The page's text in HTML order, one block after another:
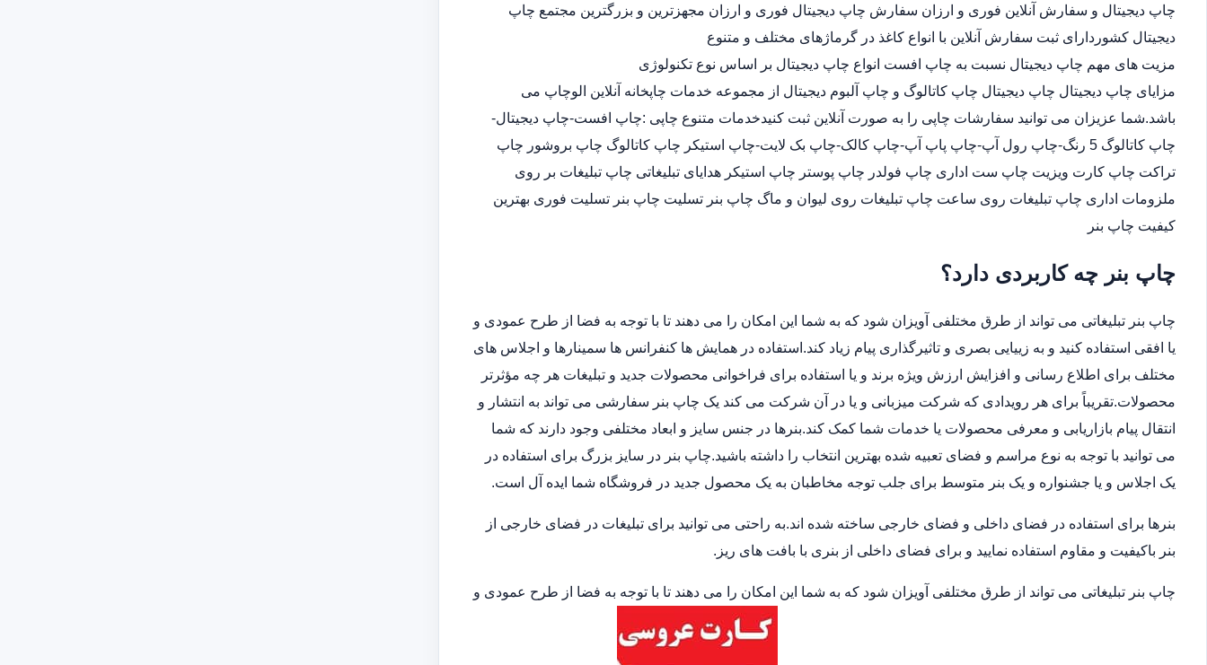
چاپ دیجیتال و سفارش آنلاین فوری و ارزان سفارش چاپ دیجیتال فوری و ارزان مجهزترین و بزرگترین مجتمع چاپ
دیجیتال کشوردارای ثبت سفارش آنلاین با انواع کاغذ در گرماژهای مختلف و متنوع
مزیت های مهم چاپ دیجیتال نسبت به چاپ افست انواع چاپ دیجیتال بر اساس نوع تکنولوژی
مزایای چاپ دیجیتال چاپ دیجیتال چاپ کاتالوگ و چاپ آلبوم دیجیتال از مجموعه خدمات چاپخانه آنلاین الوچاپ می
باشد.شما عزیزان می توانید سفارشات چاپی را به صورت آنلاین ثبت کنیدخدمات متنوع چاپی :چاپ افست-چاپ دیجیتال-
چاپ کاتالوگ 5 رنگ-چاپ رول آپ-چاپ پاپ آپ-چاپ کالک-چاپ بک لایت-چاپ استیکر چاپ کاتالوگ چاپ بروشور چاپ
تراکت چاپ کارت ویزیت چاپ ست اداری چاپ فولدر چاپ پوستر چاپ استیکر هدایای تبلیغاتی چاپ تبلیغات بر روی
ملزومات اداری چاپ تبلیغات روی ساعت چاپ تبلیغات روی لیوان و ماگ چاپ بنر تسلیت چاپ بنر تسلیت فوری بهترین
کیفیت چاپ بنر
چاپ بنر چه کاربردی دارد؟
چاپ بنر تبلیغاتی می تواند از طرق مختلفی آویزان شود که به شما این امکان را می دهند تا با توجه به فضا از طرح عمودی و
یا افقی استفاده کنید و به زییایی بصری و تاثیرگذاری پیام زیاد کند.استفاده در همایش ها کنفرانس ها سمینارها و اجلاس های
مختلف برای اطلاع رسانی و افزایش ارزش ویژه برند و یا استفاده برای فراخوانی محصولات جدید و تبلیغات هر چه مؤثرتر
محصولات.تقریباً برای هر رویدادی که شرکت میزبانی و یا در آن شرکت می کند یک چاپ بنر سفارشی می تواند به انتشار و
انتقال پیام بازاریابی و معرفی محصولات یا خدمات شما کمک کند.بنرها در جنس سایز و ابعاد مختلفی وجود دارند که شما
می توانید با توجه به نوع مراسم و فضای تعبیه شده بهترین انتخاب را داشته باشید.چاپ بنر در سایز بزرگ برای استفاده در
یک اجلاس و یا جشنواره و یک بنر متوسط برای جلب توجه مخاطبان به یک محصول جدید در فروشگاه شما ایده آل است.
بنرها برای استفاده در فضای داخلی و فضای خارجی ساخته شده اند.به راحتی می توانید برای تبلیغات در فضای خارجی از
بنر باکیفیت و مقاوم استفاده نمایید و برای فضای داخلی از بنری با بافت های ریز.
چاپ بنر تبلیغاتی می تواند از طرق مختلفی آویزان شود که به شما این امکان را می دهند تا با توجه به فضا از طرح عمودی و